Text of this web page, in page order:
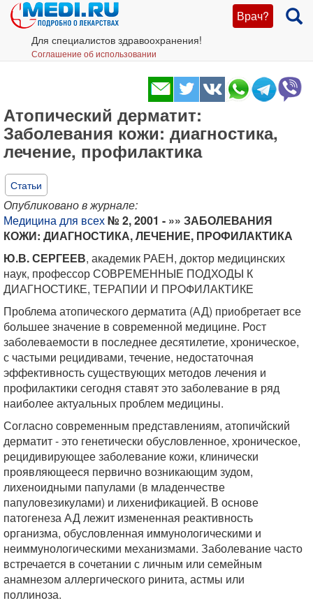
Врач?
Для специалистов здравоохранения!
Соглашение об использовании
Атопический дерматит:
Заболевания кожи: диагностика,
лечение, профилактика
Статьи
Опубликовано в журнале:
Медицина для всех№ 2, 2001 - »» ЗАБОЛЕВАНИЯ
КОЖИ: ДИАГНОСТИКА, ЛЕЧЕНИЕ, ПРОФИЛАКТИКА
Ю.В. СЕРГЕЕВ, академик РАЕН, доктор медицинских
наук, профессор СОВРЕМЕННЫЕ ПОДХОДЫ К
ДИАГНОСТИКЕ, ТЕРАПИИ И ПРОФИЛАКТИКЕ
Проблема атопического дерматита (АД) приобретает все
большее значение в современной медицине. Рост
заболеваемости в последнее десятилетие, хроническое,
с частыми рецидивами, течение, недостаточная
эффективность существующих методов лечения и
профилактики сегодня ставят это заболевание в ряд
наиболее актуальных проблем медицины.
Согласно современным представлениям, атопичйский
дерматит - это генетически обусловленное, хроническое,
рецидивирующее заболевание кожи, клинически
проявляющееся первично возникающим зудом,
лихеноидными папулами (в младенчестве
папуловезикулами) и лихенификацией. В основе
патогенеза АД лежит измененная реактивность
организма, обусловленная иммунологическими и
неиммунологическими механизмами. Заболевание часто
встречается в сочетании с личным или семейным
анамнезом аллергического ринита, астмы или
поллиноза.